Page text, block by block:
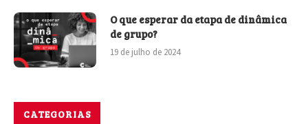
O que esperar da etapa de dinâmica
de grupo?
19 de julho de 2024
CATEGORIAS